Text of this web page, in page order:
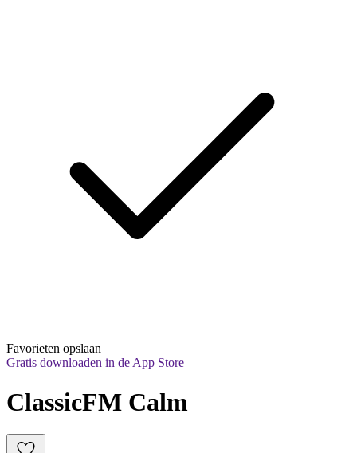
Favorieten opslaan
Gratis downloaden in de App Store
ClassicFM Calm